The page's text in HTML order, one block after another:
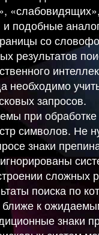
и подобные
со
результатов
необходимо
запросов.
при
символов. Не
знаки
сложных
поиска по
ближе к
знаки